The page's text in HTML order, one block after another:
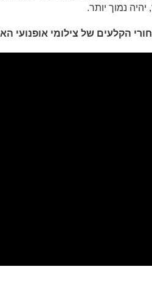
יהיה נמוך יותר.
הקלעים של צילומי אופנועי האנדורו 2025 של